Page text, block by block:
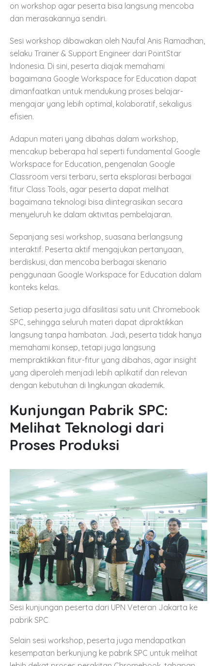
on workshop agar peserta bisa langsung mencoba
dan merasakannya sendiri.
Sesi workshop dibawakan oleh Naufal Anis Ramadhan,
selaku Trainer & Support Engineer dari PointStar
Indonesia. Di sini, peserta diajak memahami
bagaimana Google Workspace for Education dapat
dimanfaatkan untuk mendukung proses belajar-
mengajar yang lebih optimal, kolaboratif, sekaligus
efisien.
Adapun materi yang dibahas dalam workshop,
mencakup beberapa hal seperti fundamental Google
Workspace for Education, pengenalan Google
Classroom versi terbaru, serta eksplorasi berbagai
fitur Class Tools, agar peserta dapat melihat
bagaimana teknologi bisa diintegrasikan secara
menyeluruh ke dalam aktivitas pembelajaran.
Sepanjang sesi workshop, suasana berlangsung
interaktif. Peserta aktif mengajukan pertanyaan,
berdiskusi, dan mencoba berbagai skenario
penggunaan Google Workspace for Education dalam
konteks kelas.
Setiap peserta juga difasilitasi satu unit Chromebook
SPC, sehingga seluruh materi dapat dipraktikkan
langsung tanpa hambatan. Jadi, peserta tidak hanya
memahami konsep, tetapi juga langsung
mempraktikkan fitur-fitur yang dibahas, agar insight
yang diperoleh menjadi lebih aplikatif dan relevan
dengan kebutuhan di lingkungan akademik.
Kunjungan Pabrik SPC:
Melihat Teknologi dari
Proses Produksi
Sesi kunjungan peserta dari UPN Veteran Jakarta ke
pabrik SPC
Selain sesi workshop, peserta juga mendapatkan
kesempatan berkunjung ke pabrik SPC untuk melihat